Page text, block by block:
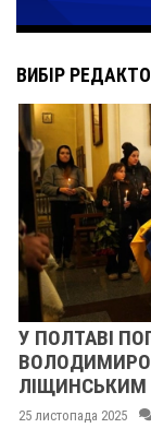
ВИБІР
У ПОЛТАВІ
ЛІЩИНСЬКИМ
25 листопада 2025